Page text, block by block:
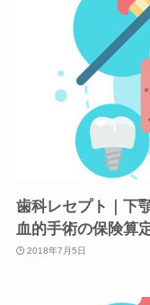
歯科レセプト｜下
血的手術の保険算
2018年7月5日